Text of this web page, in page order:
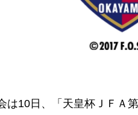
10日、「天皇杯ＪＦＡ